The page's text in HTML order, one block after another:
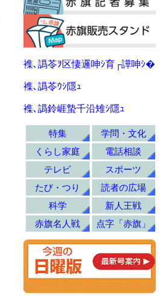
襍､譌苓ｦ区悽邏呻ｼ育┌譁呻ｼ�
襍､譌苓ｳｼ隱ｭ
襍､譌鈴崕蟄千沿雉ｼ隱ｭ
特集
学問・文化
くらし家庭
電話相談
テレビ
スポーツ
たび・つり
読者の広場
科学
新人王戦
赤旗名人戦
点字「赤旗」